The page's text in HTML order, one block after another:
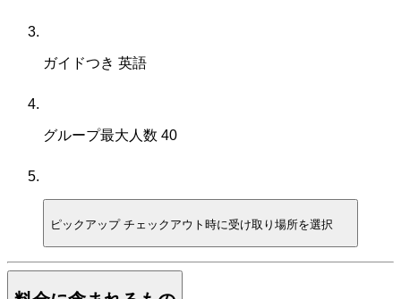
ガイドつき 英語
グループ最大人数 40
ピックアップ チェックアウト時に受け取り場所を選択